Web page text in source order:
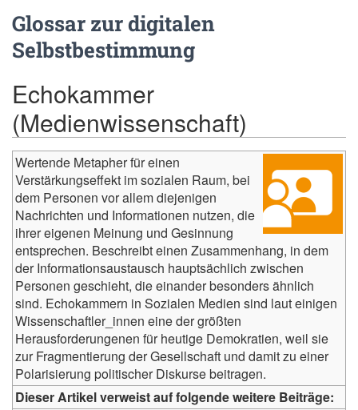
Glossar zur digitalen
Selbstbestimmung
Echokammer
(Medienwissenschaft)
Wertende Metapher für einen
Verstärkungseffekt im sozialen Raum, bei
dem Personen vor allem diejenigen
Nachrichten und Informationen nutzen, die
ihrer eigenen Meinung und Gesinnung
entsprechen. Beschreibt einen Zusammenhang, in dem
der Informationsaustausch hauptsächlich zwischen
Personen geschieht, die einander besonders ähnlich
sind. Echokammern in Sozialen Medien sind laut einigen
Wissenschaftler_innen eine der größten
Herausforderungenen für heutige Demokratien, weil sie
zur Fragmentierung der Gesellschaft und damit zu einer
Polarisierung politischer Diskurse beitragen.
Dieser Artikel verweist auf folgende weitere Beiträge: